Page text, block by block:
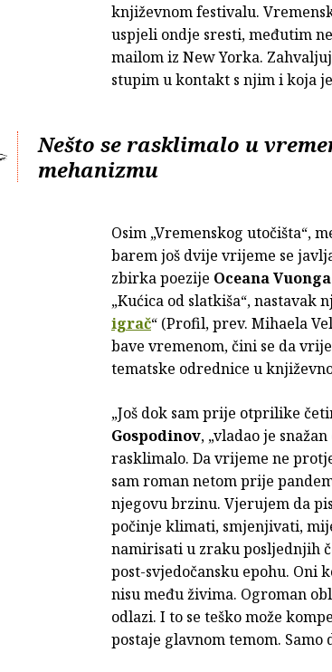
književnom festivalu.
uspjeli ondje sresti, međutim
mailom iz New Yorka.
stupim u kontakt s njim i koja
Nešto se rasklimalo u
mehanizmu
Osim „Vremenskog utočišta“,
barem još dvije vrijeme se
zbirka poezije Oceana Vuonga
„Kućica od slatkiša“, nastavak
igrač“ (Profil, prev. Mihaela
bave vremenom, čini se da
tematske odrednice u
„Još dok sam prije otprilike
Gospodinov, „vladao je
rasklimalo. Da vrijeme ne
sam roman netom prije
njegovu brzinu. Vjerujem da
počinje klimati, smjenjivati,
namirisati u zraku posljednjih
post-svjedočansku epohu. Oni
nisu među živima. Ogroman
odlazi. I to se teško može
postaje glavnom temom.